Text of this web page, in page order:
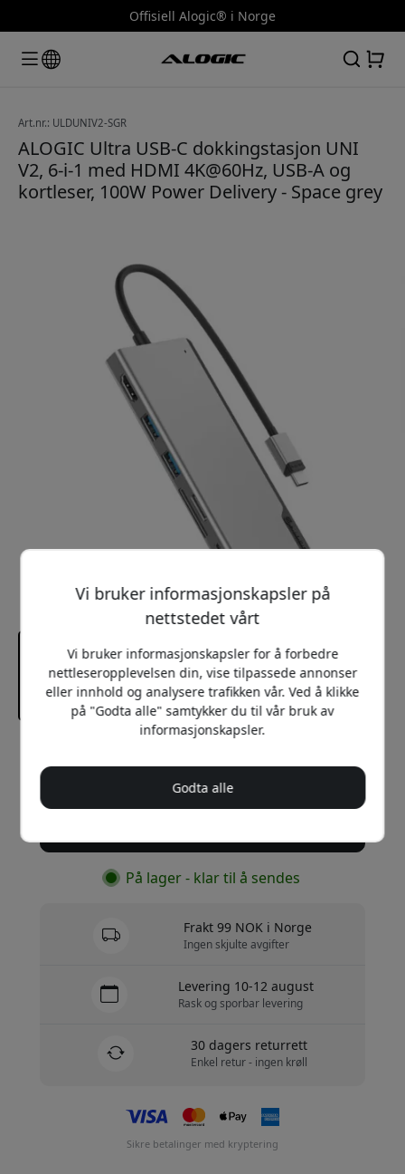
Offisiell Alogic® i Norge
Art.nr.: ULDUNIV2-SGR
ALOGIC Ultra USB-C dokkingstasjon UNI
V2, 6-i-1 med HDMI 4K@60Hz, USB-A og
kortleser, 100W Power Delivery - Space grey
999 NOK
På lager - klar til å sendes
Frakt 99 NOK i Norge
Ingen skjulte avgifter
Levering 10-12 august
Rask og sporbar levering
30 dagers returrett
Enkel retur - ingen krøll
Sikre betalinger med kryptering
Vi bruker informasjonskapsler på
nettstedet vårt
Vi bruker informasjonskapsler for å forbedre
nettleseropplevelsen din, vise tilpassede annonser
eller innhold og analysere trafikken vår. Ved å klikke
på "Godta alle" samtykker du til vår bruk av
informasjonskapsler.
Godta alle